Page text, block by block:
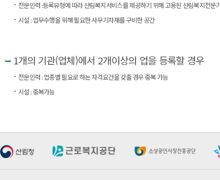
전문인력 :등록유형에 따라 산림복지서비스를 제공하기 위해 고용된 산림복지전문
시설 : 업무수행을 위해 필요한 사무기자재를 구비한 공간
1개의 기관(업체)에서 2개이상의 업을 등록할 경우
전문인력 : 업종별 필요로 하는 자격요건을 갖출 경우 중복 가능
시설 : 중복가능